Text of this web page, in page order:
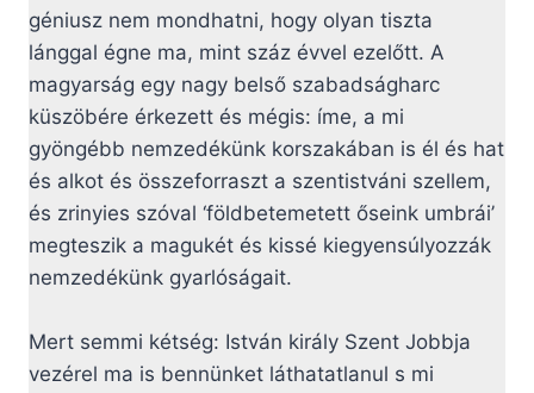
géniusz nem mondhatni, hogy olyan tiszta
lánggal égne ma, mint száz évvel ezelőtt. A
magyarság egy nagy belső szabadságharc
küszöbére érkezett és mégis: íme, a mi
gyöngébb nemzedékünk korszakában is él és hat
és alkot és összeforraszt a szentistváni szellem,
és zrinyies szóval ‘földbetemetett őseink umbrái’
megteszik a magukét és kissé kiegyensúlyozzák
nemzedékünk gyarlóságait.
Mert semmi kétség: István király Szent Jobbja
vezérel ma is bennünket láthatatlanul s mi